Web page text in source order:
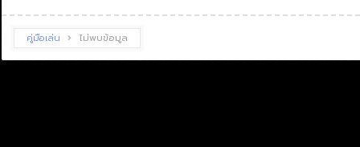
คู่มือเล่น ไม่พบข้อมูล